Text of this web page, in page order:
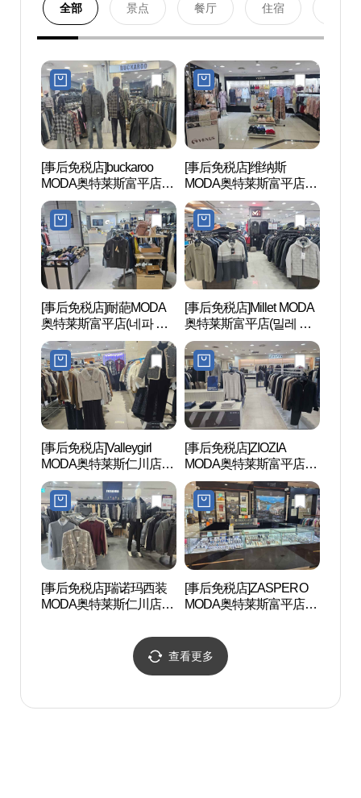
全部 景点 餐厅 住宿
[事后免税店]buckaroo
MODA奥特莱斯富平店
(버커루 모다아울렛 부평
점)
[事后免税店]维纳斯
MODA奥特莱斯富平店
(비너스 모다아울렛 부평
점)
[事后免税店]耐葩MODA
奥特莱斯富平店(네파 모
다아울렛 부평점)
[事后免税店]Millet MODA
奥特莱斯富平店(밀레 모
다아울렛 부평점)
[事后免税店]Valleygirl
MODA奥特莱斯仁川店
(밸리걸 모다아울렛 부평
점)
[事后免税店]ZIOZIA
MODA奥特莱斯富平店
(지오지아 모다아울렛 부
평점)
[事后免税店]瑞诺玛西装
MODA奥特莱斯仁川店
[事后免税店]ZASPERO
MODA奥特莱斯富平店
평점)
查看更多